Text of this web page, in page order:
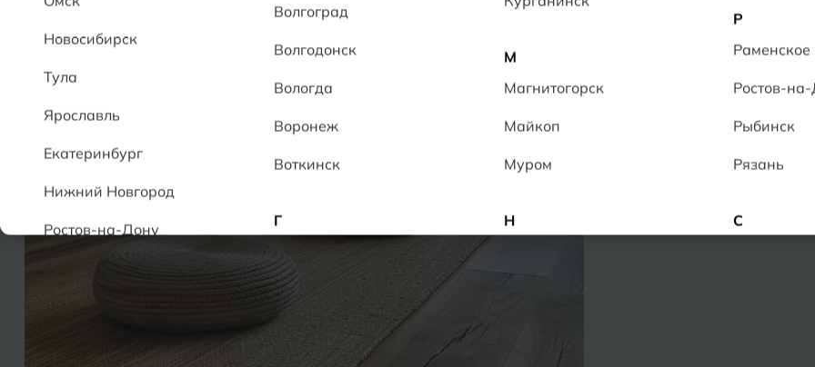
Напольный
Информация о наличии в
Возврат в течение
Новосибирск
Тула
Ярославль
Екатеринбург
Нижний Новгород
Ростов-на-Дону
Волгоград
Волгодонск
Вологда
Воронеж
Воткинск
Г
Грозный
М
Магнитогорск
Майкоп
Муром
Н
Р
Раменское
Ростов-
Рыбинск
Рязань
С